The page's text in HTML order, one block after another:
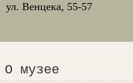
ул. Венцека, 55-57
О музее